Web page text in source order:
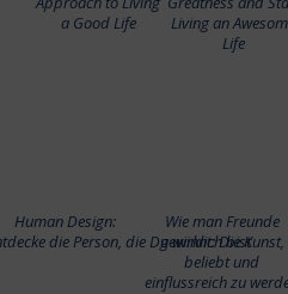
a Good Life
Living an
Life
Human Design:
die Person, die Du wirklich bist
Wie man Freunde
gewinnt: Die Kunst,
beliebt und
einflussreich zu